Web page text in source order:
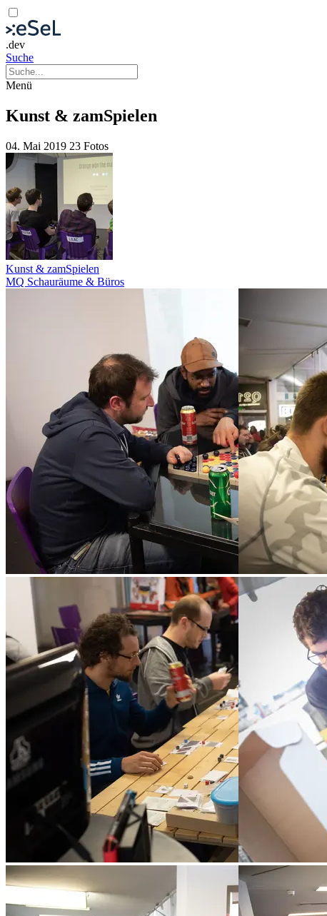
.dev
Suche
Menü
Kunst & zamSpielen
04. Mai 2019 23 Fotos
Kunst & zamSpielen
MQ Schauräume & Büros